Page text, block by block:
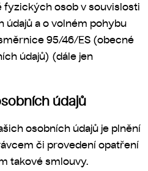
fyzických osob v souvislosti
údajů a o volném pohybu
95/46/ES (obecné
údajů) (dále jen
údajů
osobních údajů je plnění
či provedení opatření
takové smlouvy.